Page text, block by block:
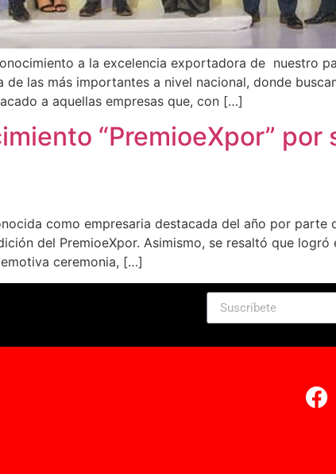
a la excelencia exportadora de nuestro
de las más importantes a nivel nacional, donde
a aquellas empresas que, con […]
“PremioeXpor” por
como empresaria destacada del año por parte
del PremioeXpor. Asimismo, se resaltó que
ceremonia, […]